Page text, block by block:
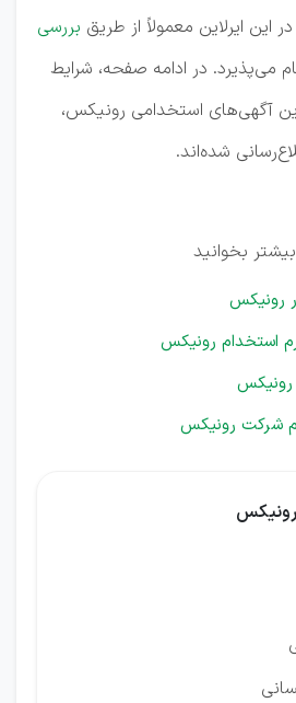
این ایرلاین معمولاً از طریق بررسی
می‌پذیرد. در ادامه صفحه، شرایط
آگهی‌های استخدامی رونیکس،
شده‌اند.
بخوانید
رونیکس
استخدام رونیکس
رونیکس
شرکت رونیکس
رونیکس